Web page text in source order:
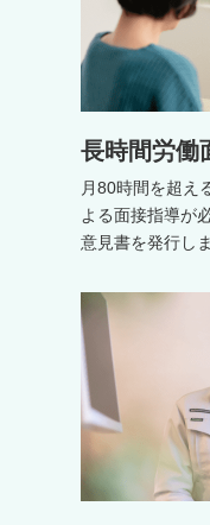
長時間労働
月80時間を超え
よる面接指導が
意見書を発行しま